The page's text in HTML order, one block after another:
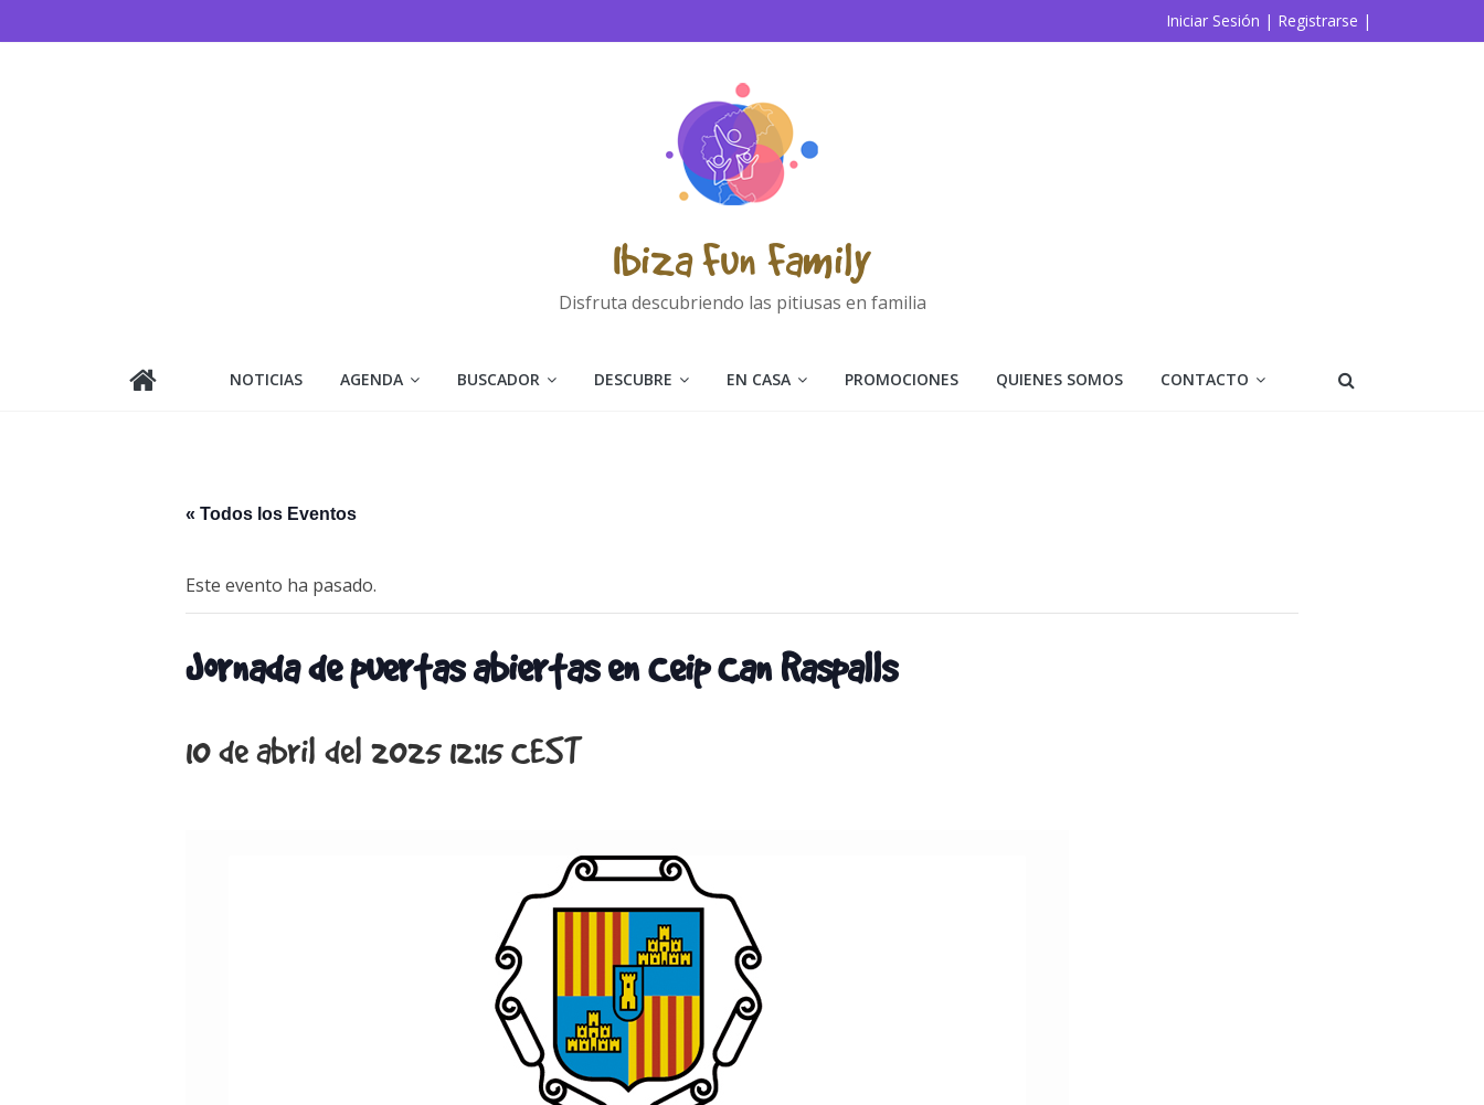
al
Iniciar Sesión | Registrarse |
Ibiza Fun Family
Disfruta descubriendo las pitiusas en familia
NOTICIAS AGENDA BUSCADOR DESCUBRE EN CASA PROMOCIONES QUIENES SOMOS CONTACTO
« Todos los Eventos
Este evento ha pasado.
Jornada de puertas abiertas en Ceip Can Raspalls
10 de abril del 2025 12:15CEST